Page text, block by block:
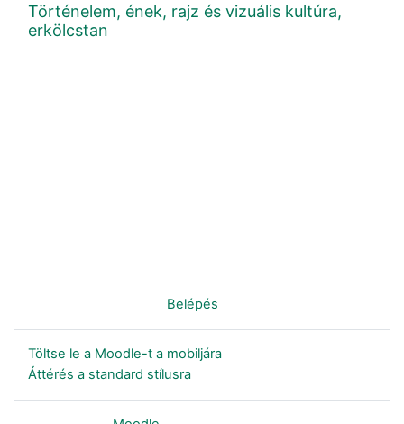
Történelem, ének, rajz és vizuális kultúra,
erkölcstan
Belépés
Töltse le a Moodle-t a mobiljára
Áttérés a standard stílusra